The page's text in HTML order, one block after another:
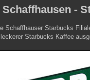
-
Schaffhauser Starbucks
Starbucks Kaffee